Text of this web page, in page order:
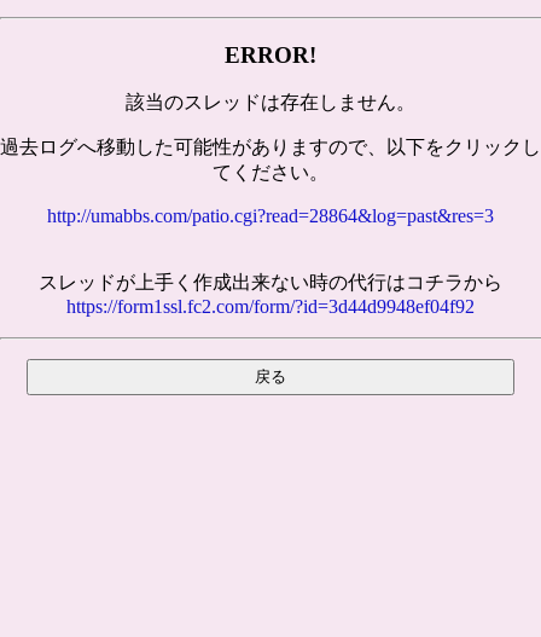
ERROR!
該当のスレッドは存在しません。
過去ログへ移動した可能性がありますので、以下をクリックし
てください。
http://umabbs.com/patio.cgi?read=28864&log=past&res=3
スレッドが上手く作成出来ない時の代行はコチラから
https://form1ssl.fc2.com/form/?id=3d44d9948ef04f92